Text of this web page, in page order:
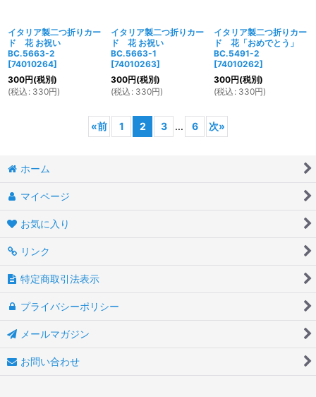
イタリア製二つ折りカー
ド 花 お祝い
BC.5663-2
[74010264]
300円(税別)
(税込 : 330円)
イタリア製二つ折りカー
ド 花 お祝い
BC.5663-1
[74010263]
300円(税別)
(税込 : 330円)
イタリア製二つ折りカー
ド 花「おめでとう」
BC.5491-2
[74010262]
300円(税別)
(税込 : 330円)
«前 1 2 3 ... 6 次»
ホーム
マイページ
お気に入り
リンク
特定商取引法表示
プライバシーポリシー
メールマガジン
お問い合わせ